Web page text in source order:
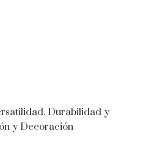
Durabilidad y
y Decoración